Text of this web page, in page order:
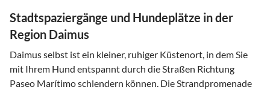
Stadtspaziergänge und Hundeplätze in der
Region Daimus
Daimus selbst ist ein kleiner, ruhiger Küstenort, in dem Sie
mit Ihrem Hund entspannt durch die Straßen Richtung
Paseo Marítimo schlendern können. Die Strandpromenade